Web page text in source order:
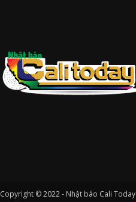
Copyright © 2022 - Nhật báo Cali Today